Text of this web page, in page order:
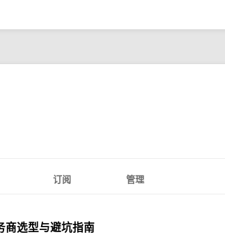
订阅 管理
商选型与避坑指南